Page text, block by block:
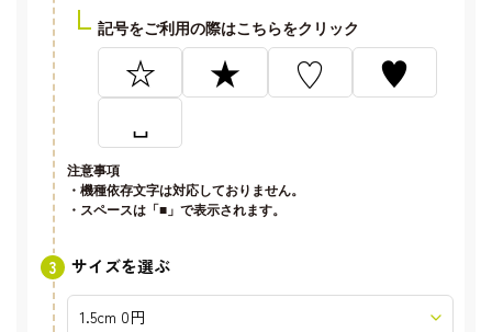
記号をご利用の際はこちらをクリック
☆ ★ ♡
♥
␣
注意事項
・機種依存文字は対応しておりません。
・スペースは「■」で表示されます。
サイズを選ぶ